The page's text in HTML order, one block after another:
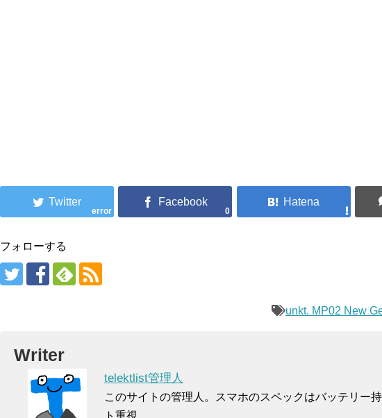
error 0
フォローする
unkt. MP02 New
Writer
telektlist管理人
このサイトの管理人。スマホのスペックはバッテリー
ト重視。